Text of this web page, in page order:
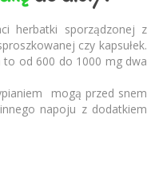
herbatki sporządzonej z
czy kapsułek.
to od 600 do 1000 mg dwa
mogą przed snem
napoju z dodatkiem